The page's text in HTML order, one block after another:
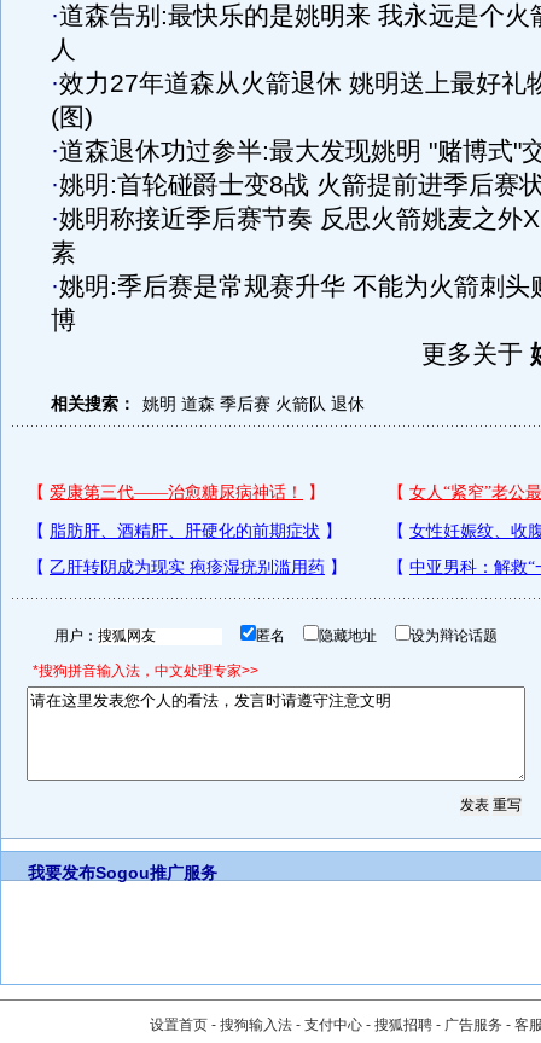
·道森告别:最快乐的是姚明来 我永远是个火
人
·效力27年道森从火箭退休 姚明送上最好礼
(图)
·道森退休功过参半:最大发现姚明 "赌博式"
·姚明:首轮碰爵士变8战 火箭提前进季后赛
·姚明称接近季后赛节奏 反思火箭姚麦之外
素
·姚明:季后赛是常规赛升华 不能为火箭刺头
博
更多关于
相关搜索： 姚明 道森 季后赛 火箭队 退休
用户： 匿名 隐藏地址 设为辩论话题
*搜狗拼音输入法，中文处理专家>>
我要发布Sogou推广服务
设置首页 - 搜狗输入法 - 支付中心 - 搜狐招聘 - 广告服务 - 客